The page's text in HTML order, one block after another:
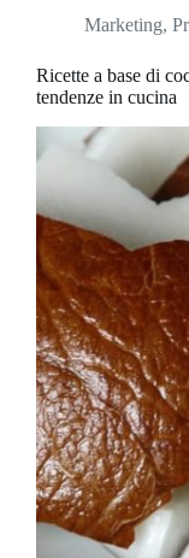
Marketing,
Ricette a base di
tendenze in cucina